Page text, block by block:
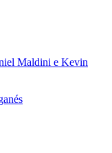
Maldini e Kevin